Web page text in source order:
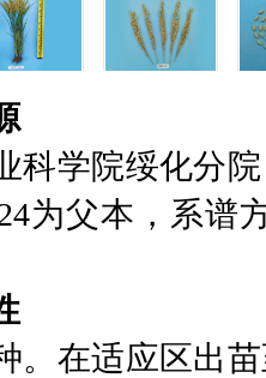
科学院绥化分
为父本，系谱
。在适应区出